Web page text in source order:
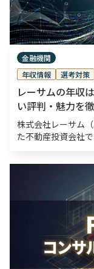
金融機関
年収情報
選考対策
レーサムの年収
い評判・魅力を
株式会社レーサム
た不動産投資会社
ラ」を強みとして